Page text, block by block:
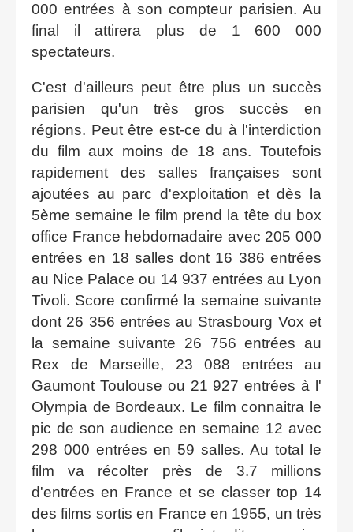
000 entrées à son compteur parisien. Au
final il attirera plus de 1 600 000
spectateurs.
C'est d'ailleurs peut être plus un succès
parisien qu'un très gros succès en
régions. Peut être est-ce du à l'interdiction
du film aux moins de 18 ans. Toutefois
rapidement des salles françaises sont
ajoutées au parc d'exploitation et dès la
5ème semaine le film prend la tête du box
office France hebdomadaire avec 205 000
entrées en 18 salles dont 16 386 entrées
au Nice Palace ou 14 937 entrées au Lyon
Tivoli. Score confirmé la semaine suivante
dont 26 356 entrées au Strasbourg Vox et
la semaine suivante 26 756 entrées au
Rex de Marseille, 23 088 entrées au
Gaumont Toulouse ou 21 927 entrées à l'
Olympia de Bordeaux. Le film connaitra le
pic de son audience en semaine 12 avec
298 000 entrées en 59 salles. Au total le
film va récolter près de 3.7 millions
d'entrées en France et se classer top 14
des films sortis en France en 1955, un très